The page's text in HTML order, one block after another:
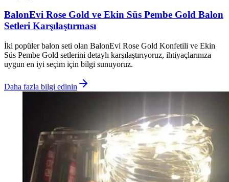
BalonEvi Rose Gold ve Ekin Süs Pembe Gold Balon
Setleri Karşılaştırması
İki popüler balon seti olan BalonEvi Rose Gold Konfetili ve Ekin
Süs Pembe Gold setlerini detaylı karşılaştırıyoruz, ihtiyaçlarınıza
uygun en iyi seçim için bilgi sunuyoruz.
Daha fazla bilgi edinin